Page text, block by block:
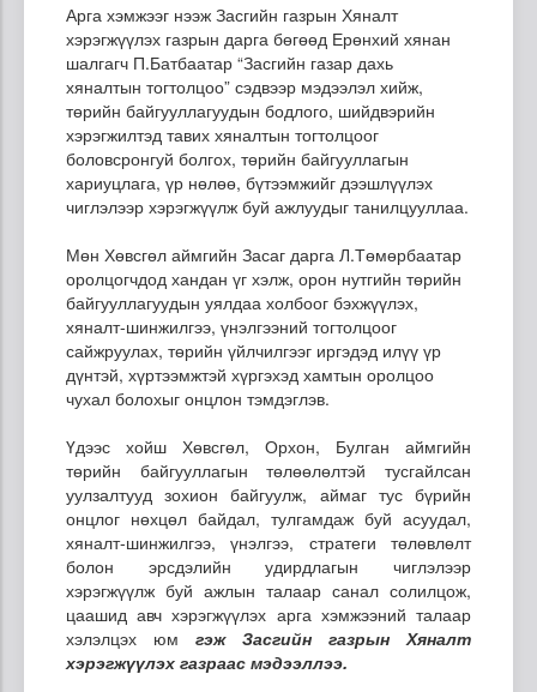
Арга хэмжээг нээж Засгийн газрын Хяналт
хэрэгжүүлэх газрын дарга бөгөөд Ерөнхий хянан
шалгагч П.Батбаатар “Засгийн газар дахь
хяналтын тогтолцоо” сэдвээр мэдээлэл хийж,
төрийн байгууллагуудын бодлого, шийдвэрийн
хэрэгжилтэд тавих хяналтын тогтолцоог
боловсронгуй болгох, төрийн байгууллагын
хариуцлага, үр нөлөө, бүтээмжийг дээшлүүлэх
чиглэлээр хэрэгжүүлж буй ажлуудыг танилцууллаа.
Мөн Хөвсгөл аймгийн Засаг дарга Л.Төмөрбаатар
оролцогчдод хандан үг хэлж, орон нутгийн төрийн
байгууллагуудын уялдаа холбоог бэхжүүлэх,
хяналт-шинжилгээ, үнэлгээний тогтолцоог
сайжруулах, төрийн үйлчилгээг иргэдэд илүү үр
дүнтэй, хүртээмжтэй хүргэхэд хамтын оролцоо
чухал болохыг онцлон тэмдэглэв.
Үдээс хойш Хөвсгөл, Орхон, Булган аймгийн
төрийн байгууллагын төлөөлөлтэй тусгайлсан
уулзалтууд зохион байгуулж, аймаг тус бүрийн
онцлог нөхцөл байдал, тулгамдаж буй асуудал,
хяналт-шинжилгээ, үнэлгээ, стратеги төлөвлөлт
болон эрсдэлийн удирдлагын чиглэлээр
хэрэгжүүлж буй ажлын талаар санал солилцож,
цаашид авч хэрэгжүүлэх арга хэмжээний талаар
хэлэлцэх юм гэж Засгийн газрын Хяналт
хэрэгжүүлэх газраас мэдээллээ.